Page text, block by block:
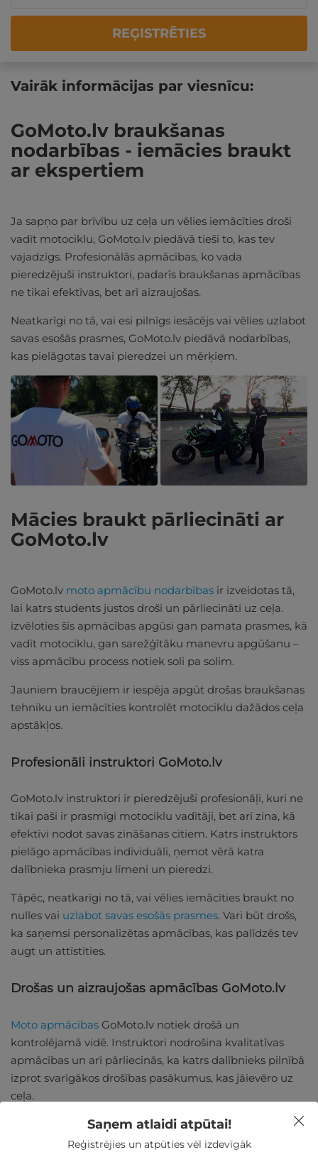
REĢISTRĒTIES
Vairāk informācijas par viesnīcu:
GoMoto.lv braukšanas
nodarbības - iemācies braukt
ar ekspertiem
Ja sapņo par brīvību uz ceļa un vēlies iemācīties droši
vadīt motociklu, GoMoto.lv piedāvā tieši to, kas tev
vajadzīgs. Profesionālās apmācības, ko vada
pieredzējuši instruktori, padarīs braukšanas apmācības
ne tikai efektīvas, bet arī aizraujošas.
Neatkarīgi no tā, vai esi pilnīgs iesācējs vai vēlies uzlabot
savas esošās prasmes, GoMoto.lv piedāvā nodarbības,
kas pielāgotas tavai pieredzei un mērķiem.
Mācies braukt pārliecināti ar
GoMoto.lv
GoMoto.lv moto apmācību nodarbības ir izveidotas tā,
lai katrs students justos droši un pārliecināti uz ceļa.
izvēloties šīs apmācības apgūsi gan pamata prasmes, kā
vadīt motociklu, gan sarežģītāku manevru apgūšanu –
viss apmācību process notiek soli pa solim.
Jauniem braucējiem ir iespēja apgūt drošas braukšanas
tehniku un iemācīties kontrolēt motociklu dažādos ceļa
apstākļos.
Profesionāli instruktori GoMoto.lv
GoMoto.lv instruktori ir pieredzējuši profesionāļi, kuri ne
tikai paši ir prasmīgi motociklu vadītāji, bet arī zina, kā
efektīvi nodot savas zināšanas citiem. Katrs instruktors
pielāgo apmācības individuāli, ņemot vērā katra
dalībnieka prasmju līmeni un pieredzi.
Tāpēc, neatkarīgi no tā, vai vēlies iemācīties braukt no
nulles vai uzlabot savas esošās prasmes. Vari būt drošs,
ka saņemsi personalizētas apmācības, kas palīdzēs tev
augt un attīstīties.
Drošas un aizraujošas apmācības GoMoto.lv
Moto apmācības GoMoto.lv notiek drošā un
kontrolējamā vidē. Instruktori nodrošina kvalitatīvas
apmācības un arī pārliecinās, ka katrs dalībnieks pilnībā
izprot svarīgākos drošības pasākumus, kas jāievēro uz
ceļa.
Apmācībās tiek izmantoti kvalitatīvi motocikli un
aprīkojums, lai garantētu maksimālu drošību un
Saņem atlaidi atpūtai!
Reģistrējies un atpūties vēl izdevīgāk